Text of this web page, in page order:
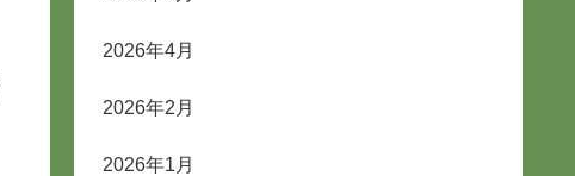
2026年4月
2026年2月
2026年1月